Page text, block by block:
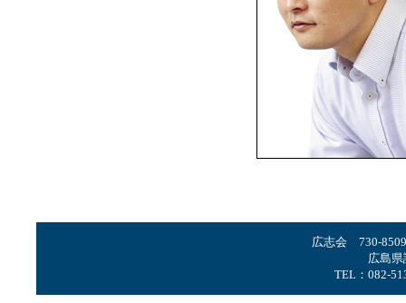
広志会 730-
広島
TEL：082-